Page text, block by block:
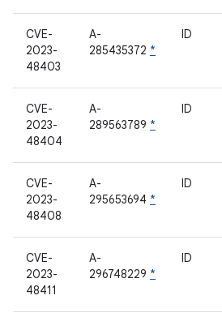
CVE-
2023-
48403
A-
285435372 *
ID
CVE-
2023-
48404
A-
289563789 *
ID
CVE-
2023-
48408
A-
295653694 *
ID
CVE-
2023-
48411
A-
296748229 *
ID